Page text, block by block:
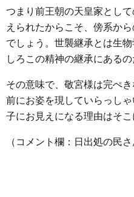
つまり前王朝の天皇家とし
えられたからこそ、傍系か
でしょう。世襲継承とは生
しろこの精神の継承にあるの
その意味で、敬宮様は完ぺ
前にお姿を現していらっし
子にお見えになる理由はそ
（コメント欄：日出処の民さ